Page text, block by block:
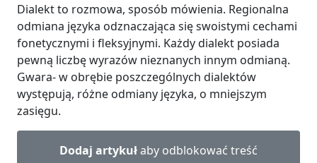
Dialekt to rozmowa, sposób mówienia. Regionalna
odmiana języka odznaczająca się swoistymi cechami
fonetycznymi i fleksyjnymi. Każdy dialekt posiada
pewną liczbę wyrazów nieznanych innym odmianą.
Gwara- w obrębie poszczególnych dialektów
występują, różne odmiany języka, o mniejszym
zasięgu.
Dodaj artykułaby odblokować treść